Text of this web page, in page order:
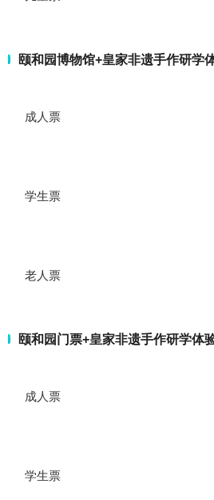
颐和园博物馆+皇家非遗手作研学
成人票
学生票
老人票
颐和园门票+皇家非遗手作研学体
成人票
学生票